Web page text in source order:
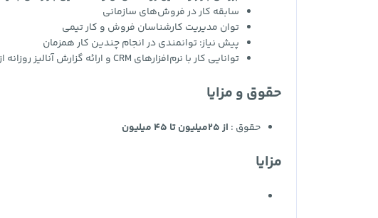
سابقه کار در فروش‌های سازمانی
توان مدیریت کارشناسان فروش و کار تیمی
پیش‌ نیاز: توانمندی در انجام چندین کار همزمان
توانایی کار با نرم‌افزارهای CRM و ارائه گزارش آنالیز روزانه از عملکرد مشتریان
حقوق و مزایا
حقوق : از 25میلیون تا 45 میلیون
مزایا